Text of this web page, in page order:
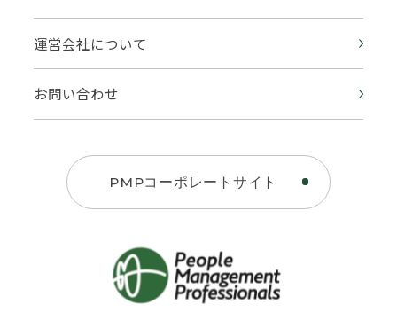
運営会社について
お問い合わせ
PMPコーポレートサイト